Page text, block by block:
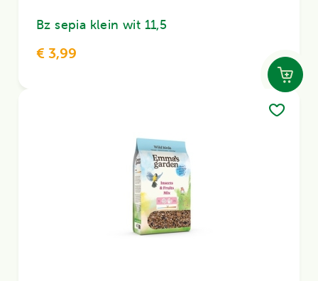
Bz sepia klein wit 11,5
€ 3,99